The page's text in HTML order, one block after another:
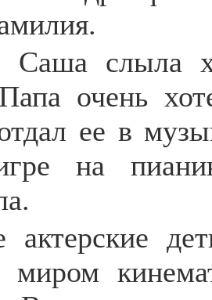
Саша слыла
очень
ее в
на
миром